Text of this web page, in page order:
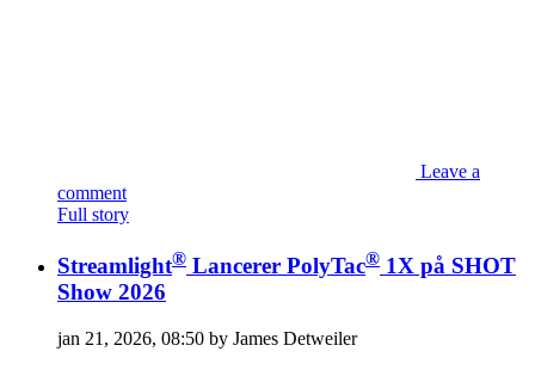
Leave a
comment
Full story
Streamlight® Lancerer PolyTac® 1X på SHOT
Show 2026
jan 21, 2026, 08:50 by James Detweiler